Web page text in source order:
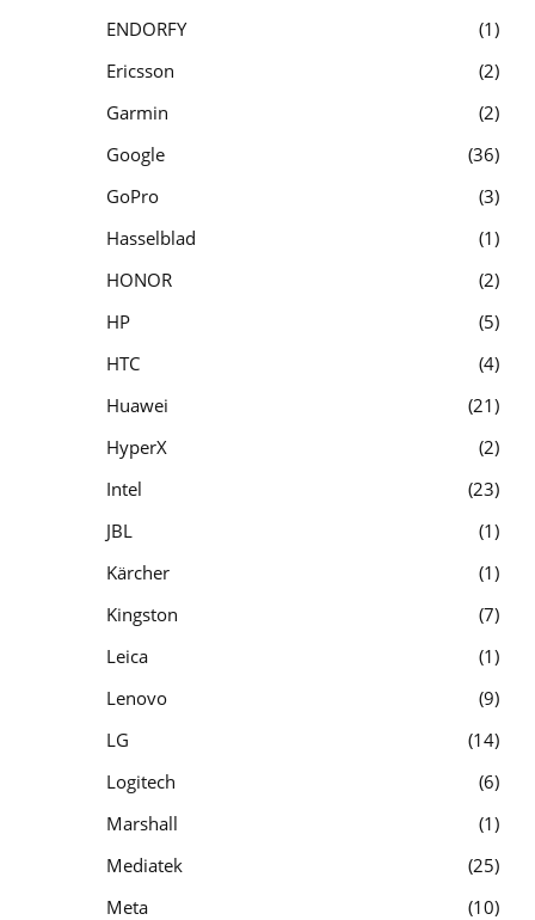
ENDORFY
1
Ericsson
2
Garmin
2
Google
36
GoPro
3
Hasselblad
1
HONOR
2
HP
5
HTC
4
Huawei
21
HyperX
2
Intel
23
JBL
1
Kärcher
1
Kingston
7
Leica
1
Lenovo
9
LG
14
Logitech
6
Marshall
1
Mediatek
25
Meta
10